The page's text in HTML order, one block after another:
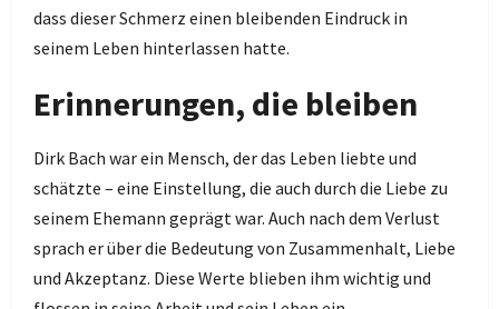
dass dieser Schmerz einen bleibenden Eindruck in
seinem Leben hinterlassen hatte.
Erinnerungen, die bleiben
Dirk Bach war ein Mensch, der das Leben liebte und
schätzte – eine Einstellung, die auch durch die Liebe zu
seinem Ehemann geprägt war. Auch nach dem Verlust
sprach er über die Bedeutung von Zusammenhalt, Liebe
und Akzeptanz. Diese Werte blieben ihm wichtig und